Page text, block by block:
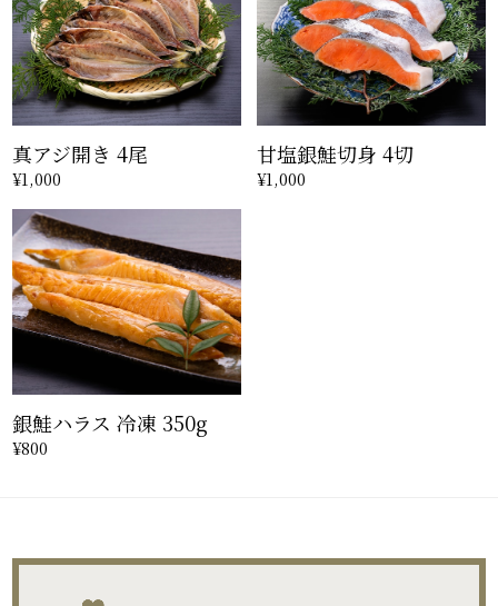
真アジ開き 4尾
¥1,000
甘塩銀鮭切身 4切
¥1,000
銀鮭ハラス 冷凍 350g
¥800